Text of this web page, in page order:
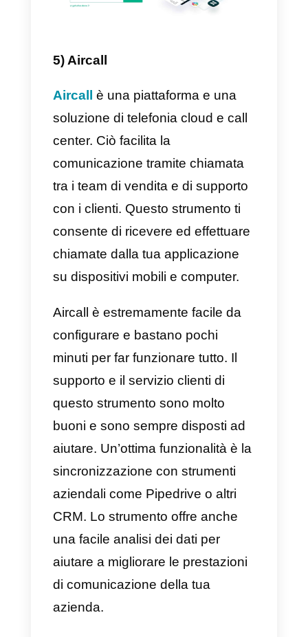
consente inoltre di distribuire le
rendendo quindi maggiormente
agevole l’uso di queste
applicazioni per fornire
ai clienti.
Inoltre, Callbell offre altre
funzionalità, come il routing
automatico per partecipare e
distribuire automaticamente le
chat, metriche specializzate per
tua azienda e molte funzionalità
specifiche per le vendite e il
supporto. Questo strumento è
indispensabile per comunicare
con i clienti.